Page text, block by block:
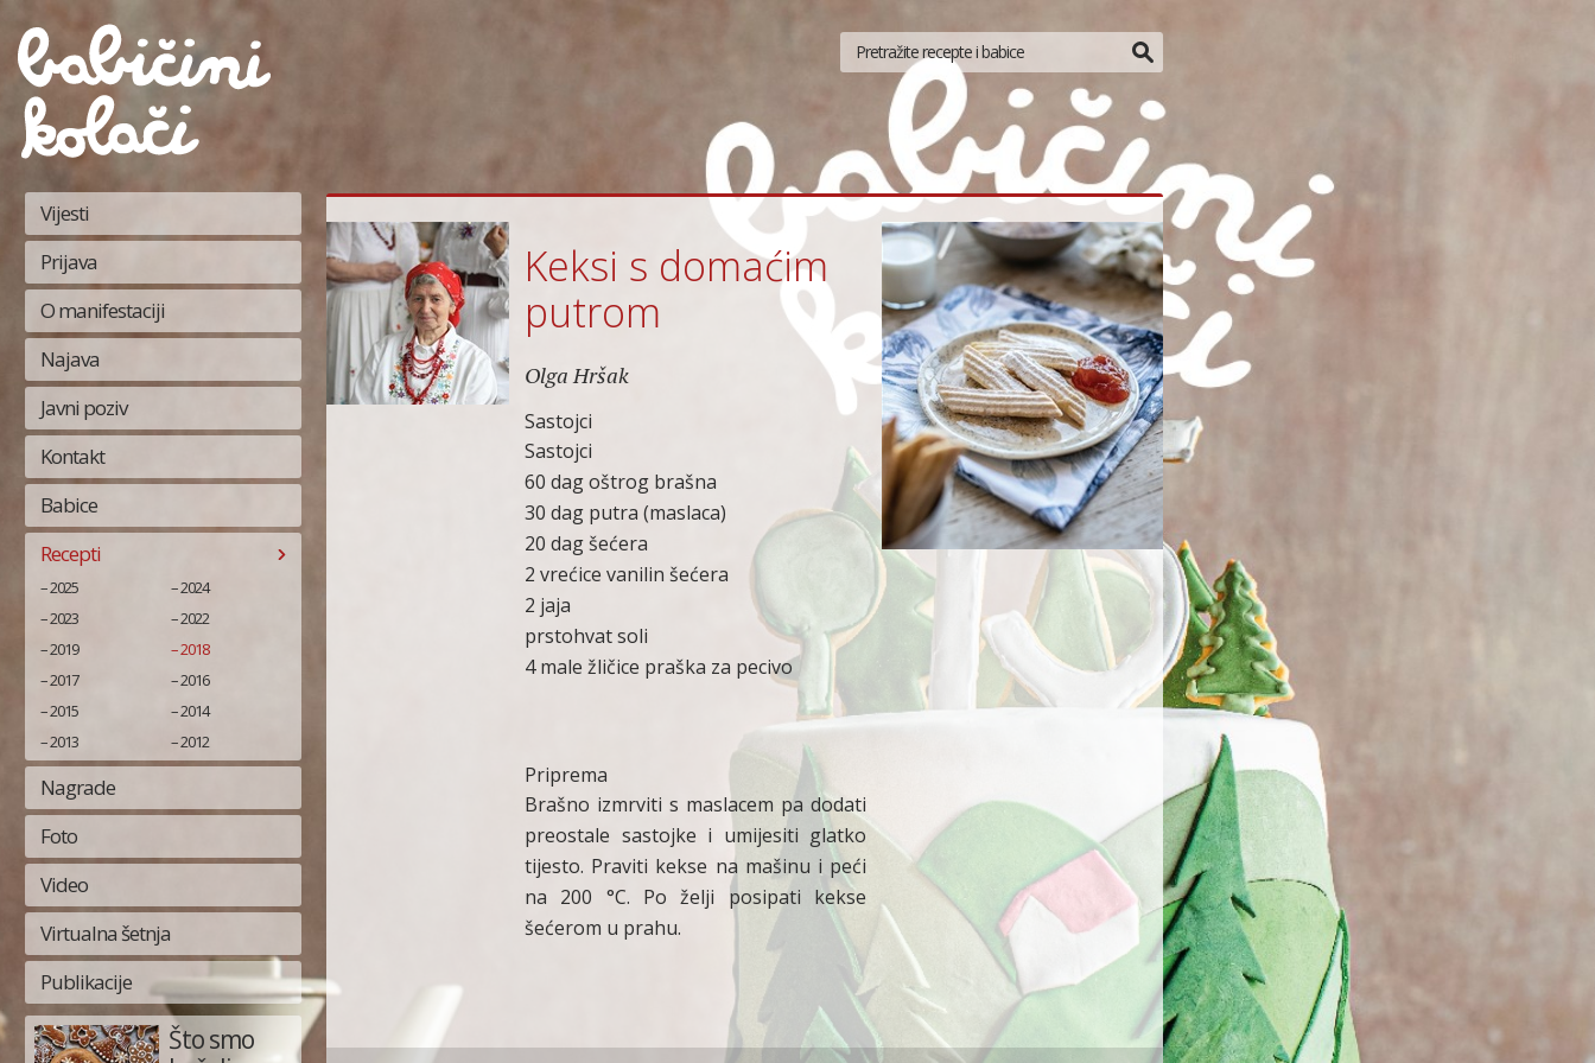
Vijesti
Prijava
O manifestaciji
Najava
Javni poziv
Kontakt
Babice
Recepti
2025
2024
2023
2022
2019
2018
2017
2016
2015
2014
2013
2012
Nagrade
Foto
Video
Virtualna šetnja
Publikacije
Što smo
Keksi s domaćim
putrom
Olga Hršak
Sastojci
Sastojci
60 dag oštrog brašna
30 dag putra (maslaca)
20 dag šećera
2 vrećice vanilin šećera
2 jaja
prstohvat soli
4 male žličice praška za pecivo
Priprema
Brašno izmrviti s maslacem pa dodati
preostale sastojke i umijesiti glatko
tijesto. Praviti kekse na mašinu i peći
na 200 °C. Po želji posipati kekse
šećerom u prahu.